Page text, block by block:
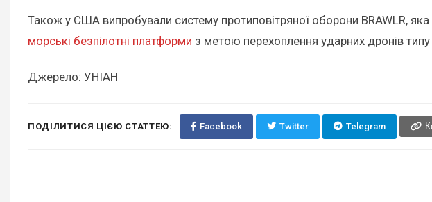
Також у США випробували систему протиповітряної оборони BRAWLR,
морські безпілотні платформи з метою перехоплення ударних дронів
Джерело: УНІАН
ПОДІЛИТИСЯ ЦІЄЮ СТАТТЕЮ: Facebook Twitter Telegram